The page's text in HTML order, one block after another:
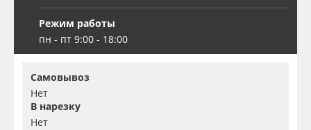
Режим работы
пн - пт 9:00 - 18:00
Самовывоз
Нет
В нарезку
Нет